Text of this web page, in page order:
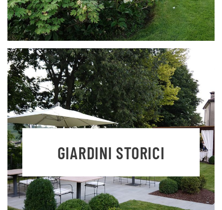
GIARDINI STORICI